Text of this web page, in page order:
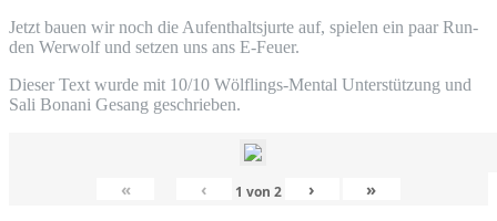
Jetzt bau­en wir noch die Auf­ent­halts­jur­te auf, spie­len ein paar Run­
den Wer­wolf und set­zen uns ans E-Feuer.
Die­ser Text wur­de mit 10/10 Wöl­f­lings-Men­tal Unter­stüt­zung und
Sali Bona­ni Gesang geschrieben.
« ‹ 1 von 2 › »